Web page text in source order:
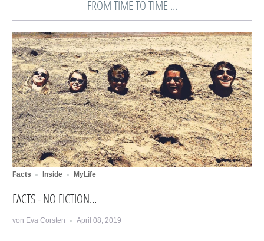
FROM TIME TO TIME ...
Facts Inside MyLife
FACTS - NO FICTION...
von Eva Corsten April 08, 2019